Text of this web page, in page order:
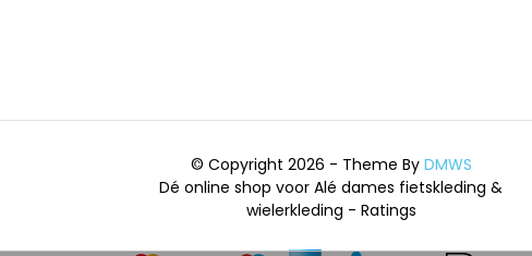
© Copyright 2026 - Theme By DMWS
Dé online shop voor Alé dames fietskleding &
wielerkleding - Ratings